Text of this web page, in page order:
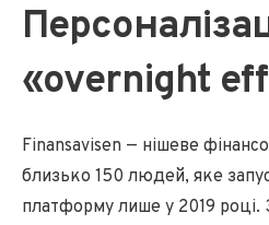
«overnight
Finansavisen — нішеве
близько 150 людей, яке
платформу лише у 2019 році.